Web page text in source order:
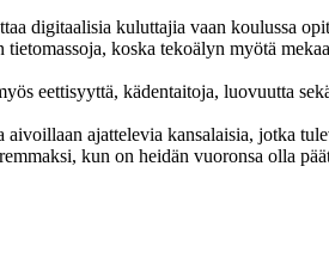
digitaalisia kuluttajia vaan koulussa
koska tekoälyn myötä
eettisyyttä, kädentaitoja, luovuutta
ajattelevia kansalaisia, jotka
kun on heidän vuoronsa olla